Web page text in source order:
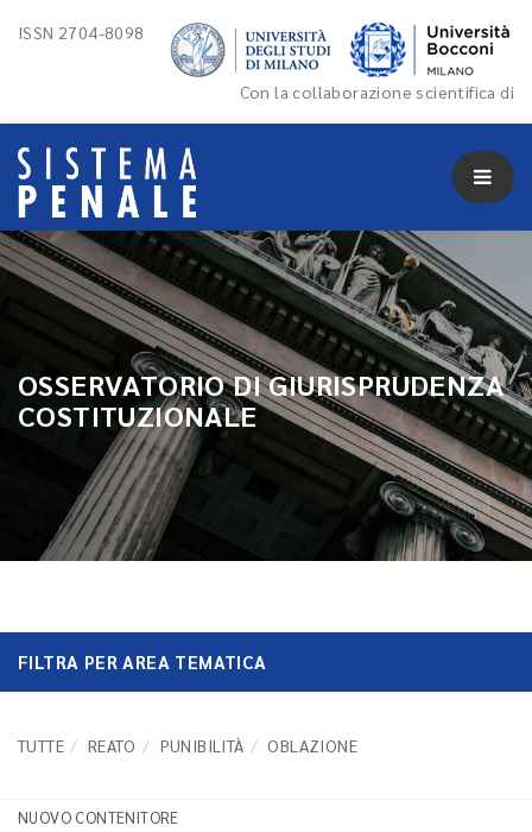
ISSN 2704-8098
Con la collaborazione scientifica di
OSSERVATORIO DI GIURISPRUDENZA
COSTITUZIONALE
FILTRA PER AREA TEMATICA
TUTTE REATO PUNIBILITÀ OBLAZIONE
NUOVO CONTENITORE